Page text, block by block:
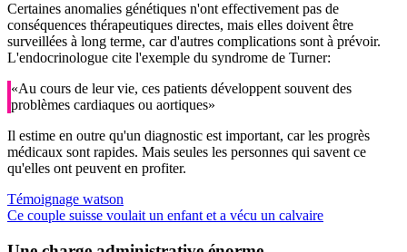
Certaines anomalies génétiques n'ont effectivement pas de
conséquences thérapeutiques directes, mais elles doivent être
surveillées à long terme, car d'autres complications sont à prévoir.
L'endocrinologue cite l'exemple du syndrome de Turner:
«Au cours de leur vie, ces patients développent souvent des
problèmes cardiaques ou aortiques»
Il estime en outre qu'un diagnostic est important, car les progrès
médicaux sont rapides. Mais seules les personnes qui savent ce
qu'elles ont peuvent en profiter.
Témoignage watson
Ce couple suisse voulait un enfant et a vécu un calvaire